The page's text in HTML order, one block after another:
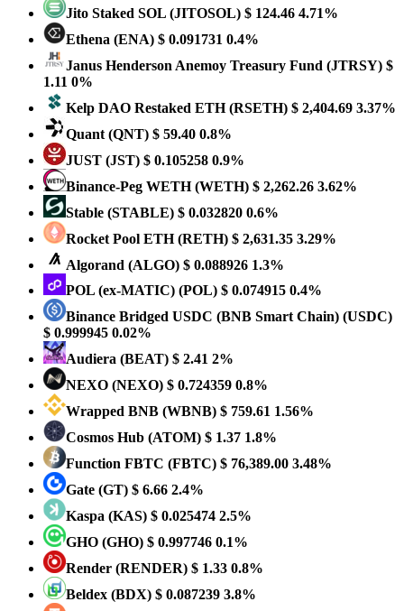
Jito Staked SOL (JITOSOL) $ 124.46 4.71%
Ethena (ENA) $ 0.091731 0.4%
Janus Henderson Anemoy Treasury Fund (JTRSY) $
1.11 0%
Kelp DAO Restaked ETH(RSETH) $ 2,404.69 3.37%
Quant (QNT) $ 59.40 0.8%
JUST (JST) $ 0.105258 0.9%
Binance-Peg WETH(WETH) $ 2,262.26 3.62%
​​Stable (STABLE) $ 0.032820 0.6%
Rocket Pool ETH(RETH) $ 2,631.35 3.29%
Algorand (ALGO) $ 0.088926 1.3%
POL (ex-MATIC) (POL) $ 0.074915 0.4%
Binance Bridged USDC (BNB Smart Chain) (USDC)
$ 0.999945 0.02%
Audiera (BEAT) $ 2.41 2%
NEXO (NEXO) $ 0.724359 0.8%
Wrapped BNB (WBNB) $ 759.61 1.56%
Cosmos Hub (ATOM) $ 1.37 1.8%
Function FBTC (FBTC) $ 76,389.00 3.48%
Gate (GT) $ 6.66 2.4%
Kaspa (KAS) $ 0.025474 2.5%
GHO (GHO) $ 0.997746 0.1%
Render (RENDER) $ 1.33 0.8%
Beldex (BDX) $ 0.087239 3.8%